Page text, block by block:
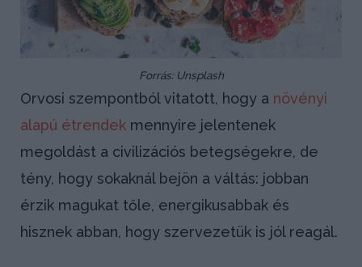
Forrás: Unsplash
Orvosi szempontból vitatott, hogy a növényi
alapú étrendekmennyire jelentenek
megoldást a civilizációs betegségekre, de
tény, hogy sokaknál bejön a váltás: jobban
érzik magukat tőle, energikusabbak és
hisznek abban, hogy szervezetük is jól reagál.